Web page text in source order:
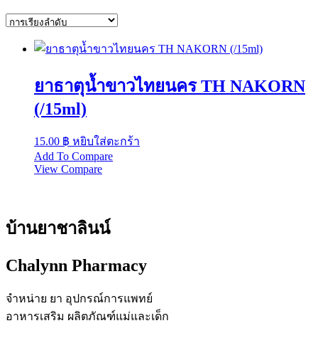
ยาธาตุน้ำขาวไทยนคร TH NAKORN
(/15ml)
15.00 ฿ หยิบใส่ตะกร้า
Add To Compare
View Compare
บ้านยาชาลินน์
Chalynn Pharmacy
จำหน่าย ยา อุปกรณ์การแพทย์
อาหารเสริม ผลิตภัณฑ์แม่และเด็ก